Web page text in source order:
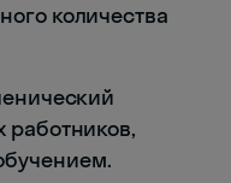
количества